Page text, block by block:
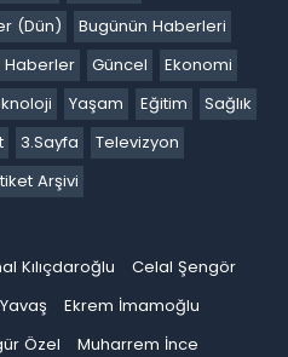
(Dün)
Bugünün Haberleri
Haberler Güncel
Ekonomi
Yaşam Eğitim
Sağlık
3.Sayfa
Televizyon
Arşivi
Kılıçdaroğlu
Celal Şengör
Ekrem İmamoğlu
Özel
Muharrem İnce